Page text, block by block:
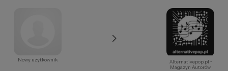
Nowy użytkownik
Alternativepop.pl -
Magazyn Autorów